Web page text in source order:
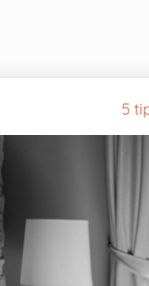
5